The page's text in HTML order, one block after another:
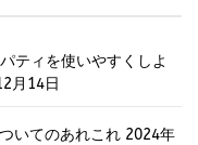
ティを使いやすくしよ
月14日
いてのあれこれ 2024年